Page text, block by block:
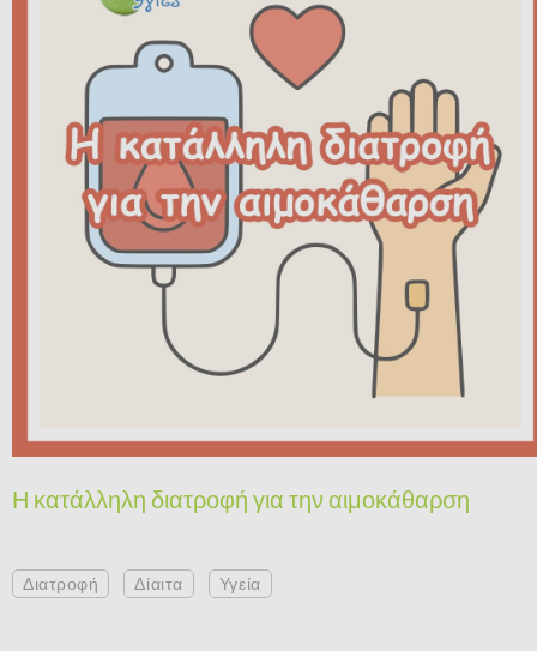
Η κατάλληλη διατροφή για την αιμοκάθαρση
Διατροφή Δίαιτα Υγεία